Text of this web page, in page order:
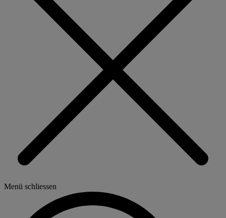
Menü schliessen